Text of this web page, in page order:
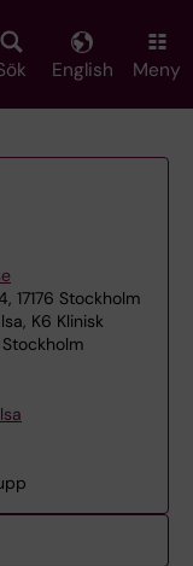
English Meny
17176 Stockholm
K6 Klinisk